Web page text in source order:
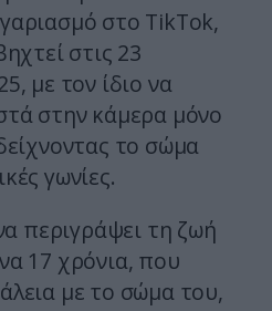
στο TikTok,
στις 23
με τον ίδιο να
στην κάμερα μόνο
το σώμα
γωνίες.
περιγράψει τη ζωή
17 χρόνια, που
με το σώμα του,